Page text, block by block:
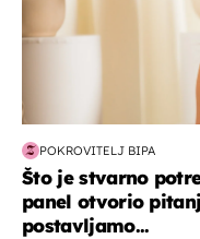
POKROVITELJ BIPA
Što je stvarno
panel otvorio
postavljamo...